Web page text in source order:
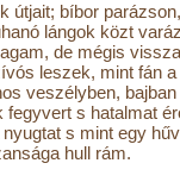
útjait; bíbor parázson,
lángok közt
de mégis
leszek, mint fán
veszélyben, bajban
fegyvert s hatalmat
s mint egy
hull rám.